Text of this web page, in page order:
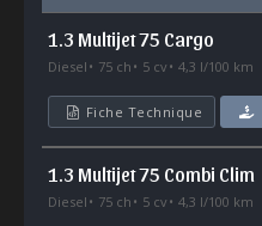
1.3 Multijet 75 Cargo
Diesel 75 ch 5 cv 4,3 l/100 km
Fiche Technique
1.3 Multijet 75 Combi Clim
Diesel 75 ch 5 cv 4,3 l/100 km